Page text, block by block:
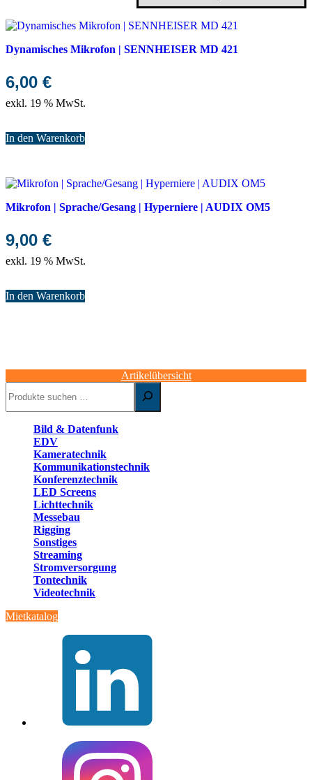
Dynamisches Mikrofon | SENNHEISER MD 421
6,00 €
exkl. 19 % MwSt.
In den Warenkorb
Mikrofon | Sprache/Gesang | Hyperniere | AUDIX OM5
9,00 €
exkl. 19 % MwSt.
In den Warenkorb
Artikelübersicht
Bild & Datenfunk
EDV
Kameratechnik
Kommunikationstechnik
Konferenztechnik
LED Screens
Lichttechnik
Messebau
Rigging
Sonstiges
Streaming
Stromversorgung
Tontechnik
Videotechnik
Mietkatalog